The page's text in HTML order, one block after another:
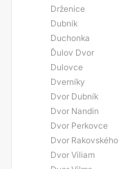
Drženice
Dubník
Duchonka
Ďulov Dvor
Dulovce
Dverníky
Dvor Dubník
Dvor Nandin
Dvor Perkovce
Dvor Rakovského
Dvor Viliam